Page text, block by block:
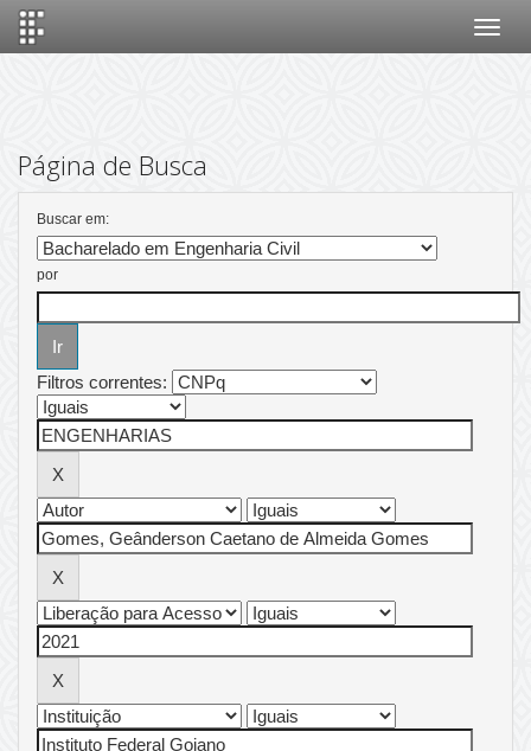
Página de Busca
Buscar em:
por
Filtros correntes: